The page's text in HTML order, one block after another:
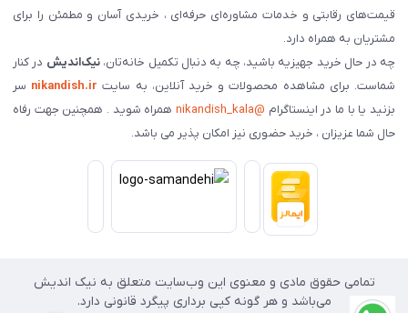
قیمت‌های رقابتی و خدمات مشاوره‌ای حرفه‌ای ، خریدی آسان و مطمئن را برای
مشتریان به همراه دارد.
چه در حال خرید جهیزیه باشید، چه به دنبال تکمیل خانه‌تان،نیک‌اندیش در کنار
شماست. برای مشاهده محصولات و خرید آنلاین، به سایت nikandish.ir سر
بزنید یا با ما در اینستاگرام @nikandish_kala
همراه شوید . همچنین جهت رفاه
حال شما عزیزان ، خرید حضوری نیز امکان پذیر می باشد.
تمامی حقوق مادی و معنوی این وب‌سایت متعلق به نیک اندیش
می‌باشد و هر گونه کپی برداری پیگرد قانونی دارد.